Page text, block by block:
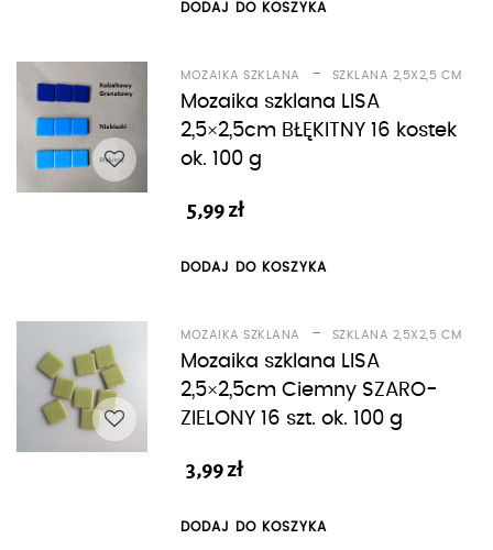
DODAJ DO KOSZYKA
MOZAIKA SZKLANA - SZKLANA 2,5X2,5 CM
Mozaika szklana LISA
2,5×2,5cm BŁĘKITNY 16 kostek
ok. 100 g
5,99zł
DODAJ DO KOSZYKA
MOZAIKA SZKLANA - SZKLANA 2,5X2,5 CM
Mozaika szklana LISA
2,5×2,5cm Ciemny SZARO-
ZIELONY 16 szt. ok. 100 g
3,99zł
DODAJ DO KOSZYKA